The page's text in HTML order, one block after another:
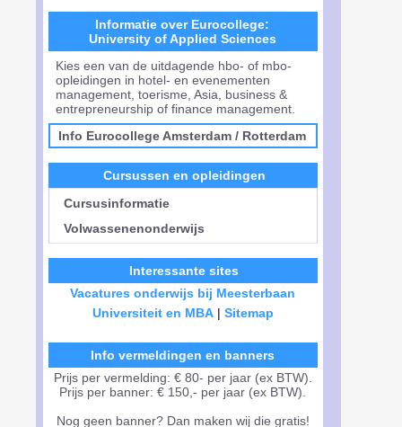
Informatie over Eurocollege:
University of Applied Sciences
Kies een van de uitdagende hbo- of mbo-
opleidingen in hotel- en evenementen
management, toerisme, Asia, business &
entrepreneurship of finance management.
Info Eurocollege Amsterdam / Rotterdam
Cursussen en opleidingen
Cursusinformatie
Volwassenenonderwijs
Interessante sites
Vacatures onderwijs bij Meesterbaan
Universiteit en MBA| Sitemap
Info vermeldingen en banners
Prijs per vermelding: € 80- per jaar (ex BTW).
Prijs per banner: € 150,- per jaar (ex BTW).
Nog geen banner? Dan maken wij die gratis!